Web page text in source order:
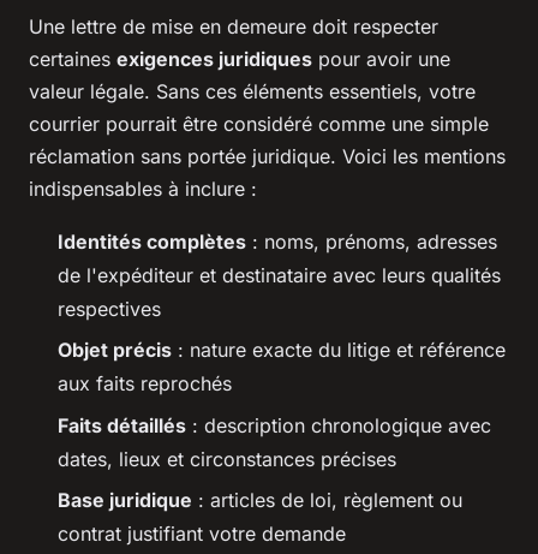
Une lettre de mise en demeure doit respecter
certaines exigences juridiques pour avoir une
valeur légale. Sans ces éléments essentiels, votre
courrier pourrait être considéré comme une simple
réclamation sans portée juridique. Voici les mentions
indispensables à inclure :
Identités complètes : noms, prénoms, adresses
de l'expéditeur et destinataire avec leurs qualités
respectives
Objet précis : nature exacte du litige et référence
aux faits reprochés
Faits détaillés : description chronologique avec
dates, lieux et circonstances précises
Base juridique : articles de loi, règlement ou
contrat justifiant votre demande